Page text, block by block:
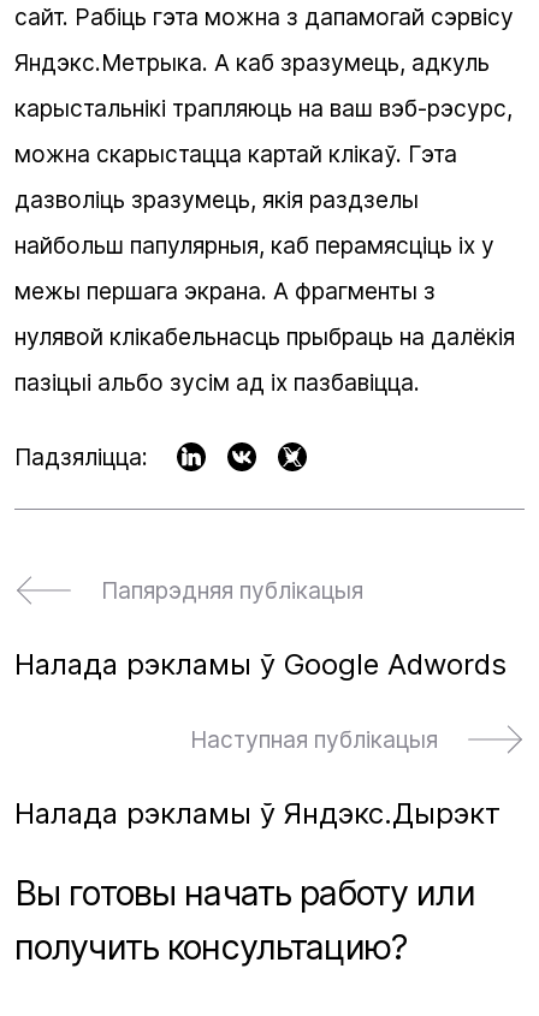
сайт. Рабіць гэта можна з дапамогай сэрвісу
Яндэкс.Метрыка. А каб зразумець, адкуль
карыстальнікі трапляюць на ваш вэб-рэсурс,
можна скарыстацца картай клікаў. Гэта
дазволіць зразумець, якія раздзелы
найбольш папулярныя, каб перамясціць іх у
межы першага экрана. А фрагменты з
нулявой клікабельнасць прыбраць на далёкія
пазіцыі альбо зусім ад іх пазбавіцца.
Падзяліцца:
Папярэдняя публікацыя
Налада рэкламы ў Google Adwords
Наступная публікацыя
Налада рэкламы ў Яндэкс.Дырэкт
Вы готовы начать работу или
получить консультацию?